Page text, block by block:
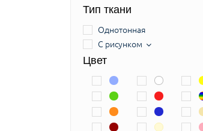
Турецкие огурцы
Узоры
Укр. Пиксель
Фигуры
Цветы
Тип ткани
Однотонная
С рисунком
Цвет